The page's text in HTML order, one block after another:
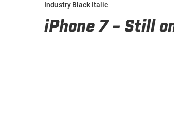
Industry Black Italic